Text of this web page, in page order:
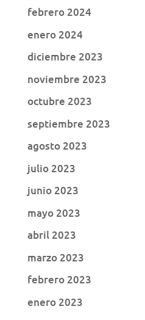
febrero 2024
enero 2024
diciembre 2023
noviembre 2023
octubre 2023
septiembre 2023
agosto 2023
julio 2023
junio 2023
mayo 2023
abril 2023
marzo 2023
febrero 2023
enero 2023